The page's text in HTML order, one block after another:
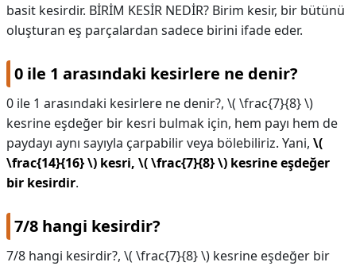
basit kesirdir. BİRİM KESİR NEDİR? Birim kesir, bir bütünü
oluşturan eş parçalardan sadece birini ifade eder.
0 ile 1 arasındaki kesirlere ne denir?
0 ile 1 arasındaki kesirlere ne denir?, \( \frac{7}{8} \)
kesrine eşdeğer bir kesri bulmak için, hem payı hem de
paydayı aynı sayıyla çarpabilir veya bölebiliriz. Yani, \(
\frac{14}{16} \) kesri, \( \frac{7}{8} \) kesrine eşdeğer
bir kesirdir.
7/8 hangi kesirdir?
7/8 hangi kesirdir?, \( \frac{7}{8} \) kesrine eşdeğer bir